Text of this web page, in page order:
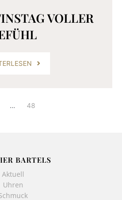
VOLLER
… 48
BARTELS
Aktuell
Uhren